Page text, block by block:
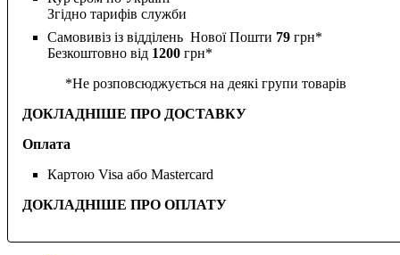
Згідно тарифів служби
Самовивіз із відділень Нової Пошти 79 грн*
Безкоштовно від 1200 грн*
*Не розповсюджується на деякі групи товарів
ДОКЛАДНІШЕ ПРО ДОСТАВКУ
Оплата
Картою Visa або Mastercard
ДОКЛАДНІШЕ ПРО ОПЛАТУ